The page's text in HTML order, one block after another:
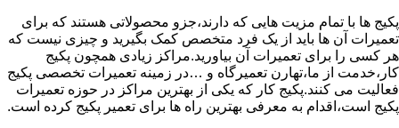
پکیج ها با تمام مزیت هایی که دارند،جزو محصولاتی هستند که برای
تعمیرات آن ها باید از یک فرد متخصص کمک بگیرید و چیزی نیست که
هر کسی را برای تعمیرات آن بیاورید.مراکز زیادی همچون پکیج
کار،خدمت از ما،تهارن تعمیرگاه و …در زمینه تعمیرات تخصصی پکیج
فعالیت می کنند.پکیج کار که یکی از بهترین مراکز در حوزه تعمیرات
پکیج است،اقدام به معرفی بهترین راه ها برای تعمیر پکیج کرده است.